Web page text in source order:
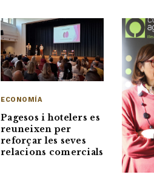
ECONOMÍA
Pagesos i hotelers es
reuneixen per
reforçar les seves
relacions comercials